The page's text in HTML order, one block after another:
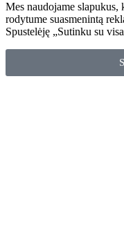
Mes naudojame slapukus,
rodytume suasmenintą
Spustelėję „Sutinku su